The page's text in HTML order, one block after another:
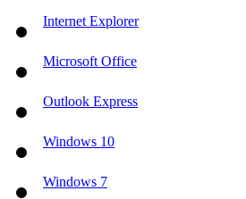
Internet Explorer
Microsoft Office
Outlook Express
Windows 10
Windows 7